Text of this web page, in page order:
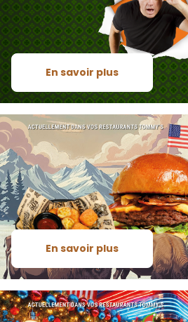
En savoir plus
En savoir plus